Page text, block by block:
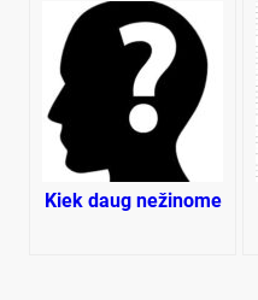
Kiek daug nežinome